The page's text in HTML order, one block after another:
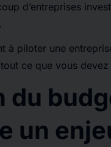
d’entreprises
à piloter une
ce que vous devez
du
un